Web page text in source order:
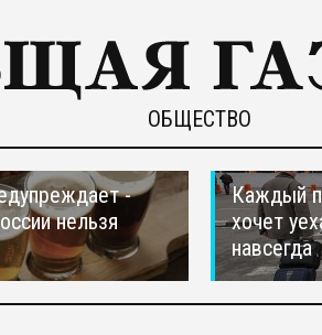
ОБЩЕСТВО
-
нельзя
Каждый
хочет
навсегда